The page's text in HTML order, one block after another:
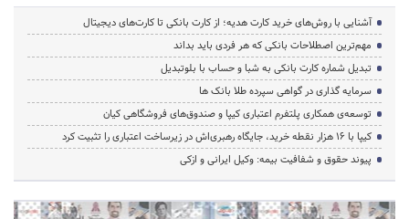
آشنایی با روش‌های خرید کارت هدیه؛ از کارت بانکی تا کارت‌های دیجیتال
مهم‌ترین اصطلاحات بانکی که هر فردی باید بداند
تبدیل شماره کارت بانکی به شبا و حساب با بلوتبدیل
سرمایه گذاری در گواهی سپرده طلا بانک ها
توسعه‌ی همکاری‌ پلتفرم اعتباری کیپا و صندوق‌های فروشگاهی کیان
کیپا با ۱۶ هزار نقطه خرید، جایگاه رهبری‌اش در زیرساخت اعتباری را تثبیت کرد
پیوند حقوق و شفافیت بیمه: وکیل ایرانی و ازکی